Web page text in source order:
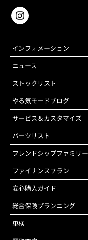
インフォメーション
ニュース
ストックリスト
やる気モードブログ
サービス＆カスタマイズ
パーツリスト
フレンドシップファミリー
ファイナンスプラン
安心購入ガイド
総合保険プランニング
車検